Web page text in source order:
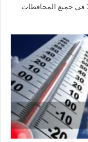
حالة الطقس اليوم الخميس 15-03-2018 في جميع المحافظات